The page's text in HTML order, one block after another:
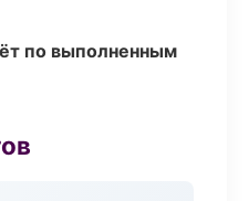
по выполненным